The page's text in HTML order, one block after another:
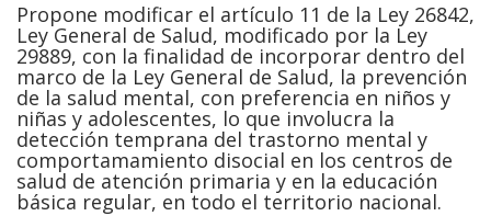
Propone modificar el artículo 11 de la Ley 26842,
Ley General de Salud, modificado por la Ley
29889, con la finalidad de incorporar dentro del
marco de la Ley General de Salud, la prevención
de la salud mental, con preferencia en niños y
niñas y adolescentes, lo que involucra la
detección temprana del trastorno mental y
comportamamiento disocial en los centros de
salud de atención primaria y en la educación
básica regular, en todo el territorio nacional.